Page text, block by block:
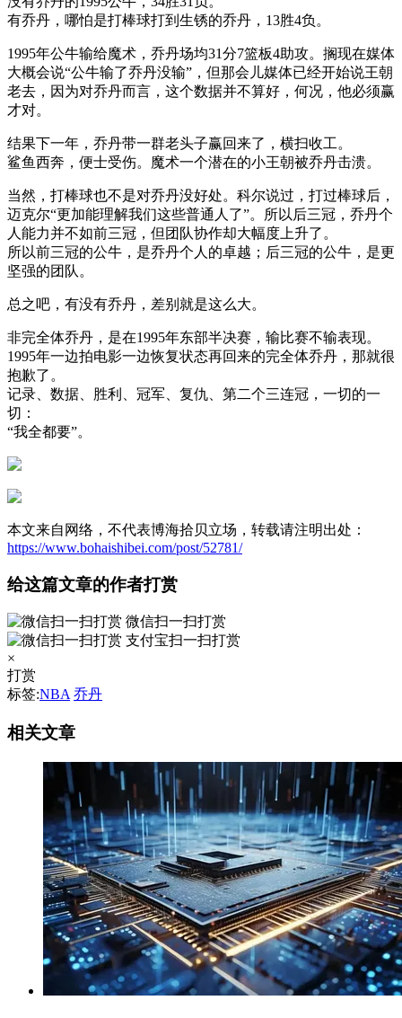
有乔丹，哪怕是打棒球打到生锈的乔丹，13胜4负。
1995年公牛输给魔术，乔丹场均31分7篮板4助攻。搁现在媒体
大概会说“公牛输了乔丹没输”，但那会儿媒体已经开始说王朝
老去，因为对乔丹而言，这个数据并不算好，何况，他必须赢
才对。
结果下一年，乔丹带一群老头子赢回来了，横扫收工。
鲨鱼西奔，便士受伤。魔术一个潜在的小王朝被乔丹击溃。
当然，打棒球也不是对乔丹没好处。科尔说过，打过棒球后，
迈克尔“更加能理解我们这些普通人了”。所以后三冠，乔丹个
人能力并不如前三冠，但团队协作却大幅度上升了。
所以前三冠的公牛，是乔丹个人的卓越；后三冠的公牛，是更
坚强的团队。
总之吧，有没有乔丹，差别就是这么大。
非完全体乔丹，是在1995年东部半决赛，输比赛不输表现。
1995年一边拍电影一边恢复状态再回来的完全体乔丹，那就很
抱歉了。
记录、数据、胜利、冠军、复仇、第二个三连冠，一切的一
切：
“我全都要”。
本文来自网络，不代表博海拾贝立场，转载请注明出处：
https://www.bohaishibei.com/post/52781/
给这篇文章的作者打赏
微信扫一扫打赏
支付宝扫一扫打赏
×
打赏
标签:NBA 乔丹
相关文章